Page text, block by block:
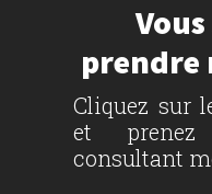
prendre
Cliquez sur
et prenez
consultant